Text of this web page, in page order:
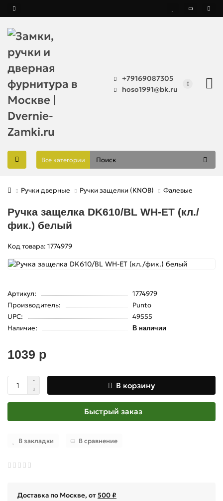
+79169087305
hoso1991@bk.ru
Все категории
Ручки дверные Ручки защелки (KNOB) Фалевые
Ручка защелка DK610/BL WH-ET (кл./
фик.) белый
Код товара: 1774979
Артикул:
1774979
Производитель:
Punto
UPC:
49555
Наличие:
В наличии
1039 р
В корзину
Быстрый заказ
В закладки В сравнение
Доставка по Москве, от500 ₽